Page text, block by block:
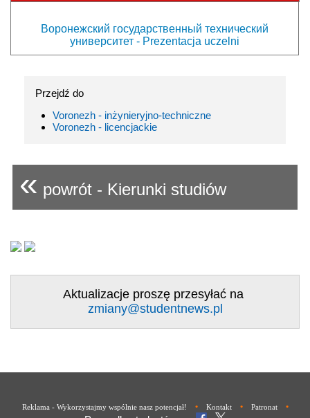
Воронежский государственный технический
университет - Prezentacja uczelni
Przejdź do
Voronezh - inżynieryjno-techniczne
Voronezh - licencjackie
« powrót - Kierunki studiów
Aktualizacje proszę przesyłać na
zmiany@studentnews.pl
Reklama - Wykorzystajmy wspólnie nasz potencjał! • Kontakt • Patronat •